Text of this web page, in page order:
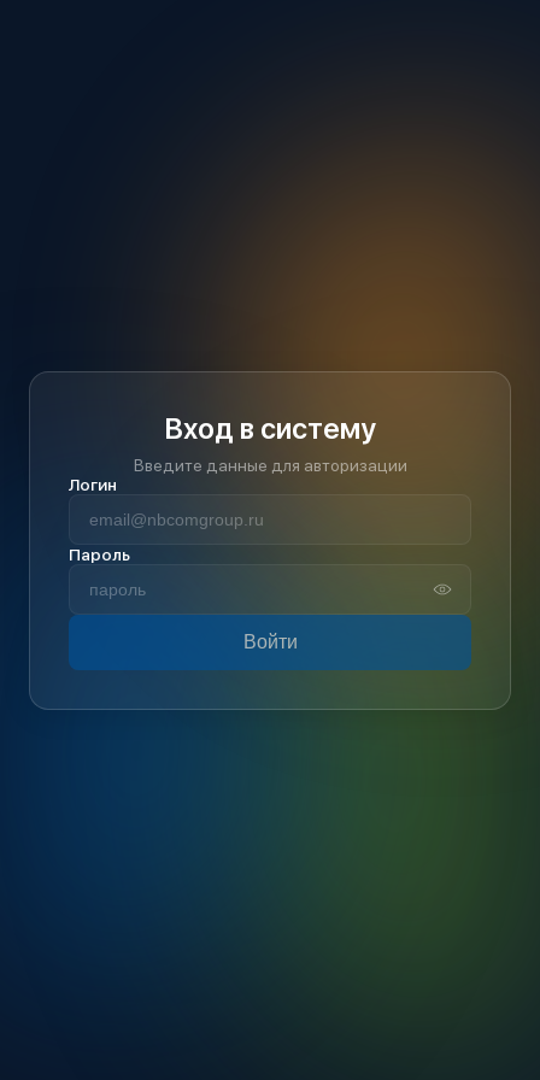
Вход в систему
Введите данные для авторизации
Логин
Пароль
Войти